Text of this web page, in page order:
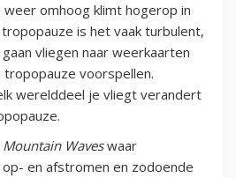
omhoog klimt hogerop in
is het vaak turbulent,
vliegen naar weerkaarten
voorspellen.
werelddeel je vliegt verandert
Mountain Waveswaar
en afstromen en zodoende